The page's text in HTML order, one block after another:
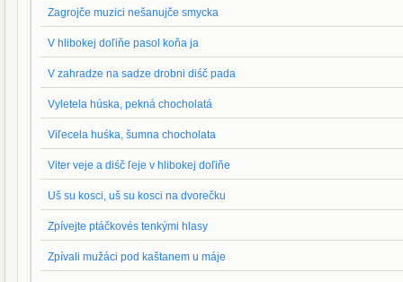
Zagrojče muzici nešanujče smycka
V hlibokej doľiňe pasol koňa ja
V zahradze na sadze drobni diśč pada
Vyletela húska, pekná chocholatá
Viľecela huśka, šumna chocholata
Viter veje a diśč ľeje v hlibokej doľiňe
Uš su kosci, uš su kosci na dvorečku
Zpívejte ptáčkovés tenkými hlasy
Zpívali mužáci pod kaštanem u máje